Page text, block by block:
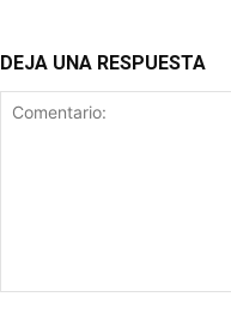
DEJA UNA RESPUESTA